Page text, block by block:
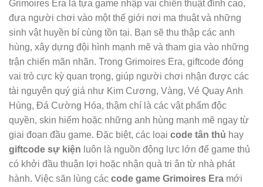
Grimoires Era là tựa game nhập vai chiến thuật đỉnh cao,
đưa người chơi vào một thế giới nơi ma thuật và những
sinh vật huyền bí cùng tồn tại. Bạn sẽ thu thập các anh
hùng, xây dựng đội hình mạnh mẽ và tham gia vào những
trận chiến mãn nhãn. Trong Grimoires Era, giftcode đóng
vai trò cực kỳ quan trọng, giúp người chơi nhận được các
tài nguyên quý giá như Kim Cương, Vàng, Vé Quay Anh
Hùng, Đá Cường Hóa, thậm chí là các vật phẩm độc
quyền, skin hiếm hoặc những anh hùng mạnh mẽ ngay từ
giai đoạn đầu game. Đặc biệt, các loại code tân thủ hay
giftcode sự kiện luôn là nguồn động lực lớn để game thủ
có khởi đầu thuận lợi hoặc nhận quà tri ân từ nhà phát
hành. Việc săn lùng các code game Grimoires Era mới